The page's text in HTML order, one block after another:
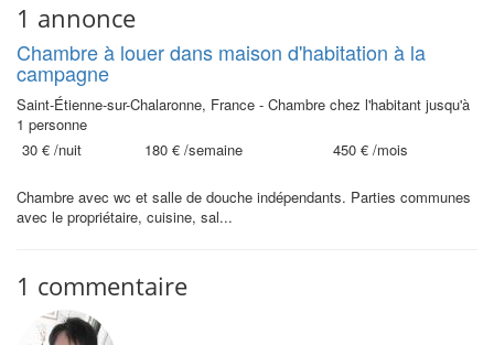
1 annonce
Chambre à louer dans maison d'habitation à la
campagne
Saint-Étienne-sur-Chalaronne, France - Chambre chez l'habitant jusqu'à
1 personne
30 € /nuit 180 € /semaine 450 € /mois
Chambre avec wc et salle de douche indépendants. Parties communes
avec le propriétaire, cuisine, sal...
1 commentaire